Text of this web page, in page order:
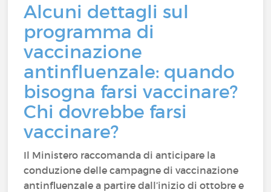
Alcuni dettagli sul
programma di
vaccinazione
antinfluenzale: quando
bisogna farsi vaccinare?
Chi dovrebbe farsi
vaccinare?
Il Ministero raccomanda di anticipare la
conduzione delle campagne di vaccinazione
antinfluenzale a partire dall’inizio di ottobre e